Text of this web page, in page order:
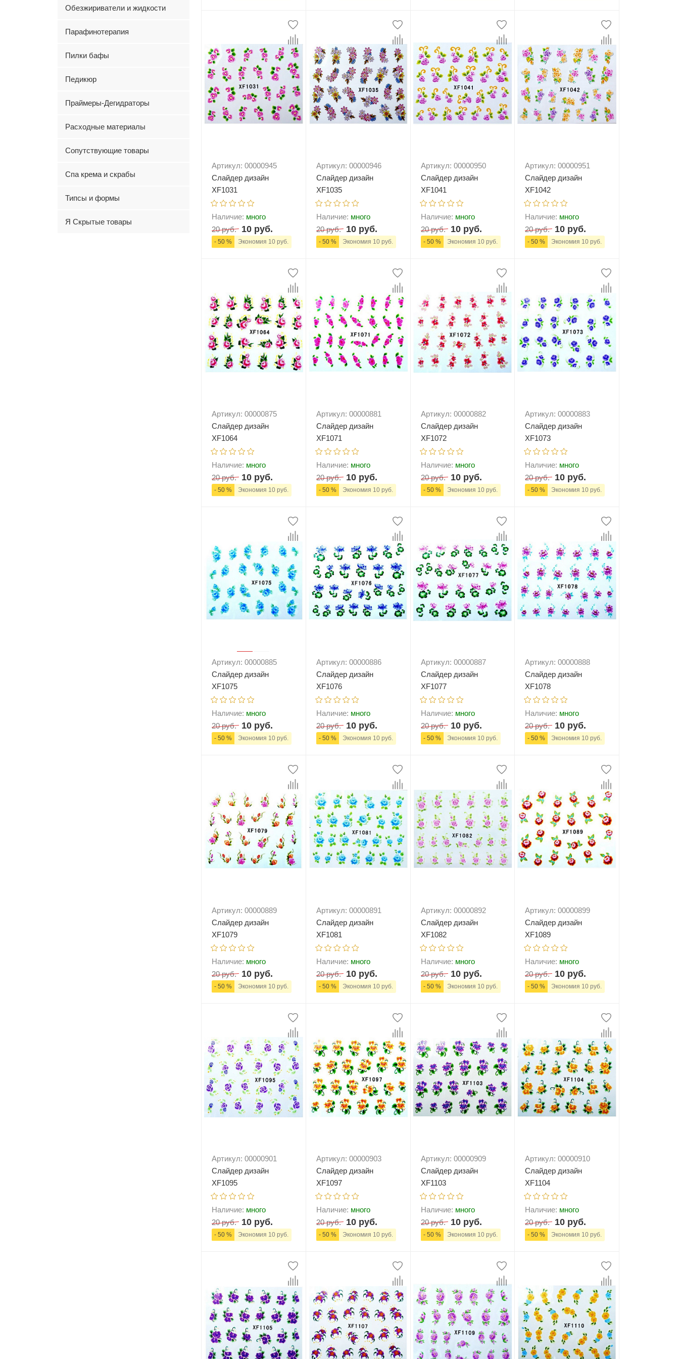
Обезжириватели и жидкости
Парафинотерапия
Пилки бафы
Педикюр
Праймеры-Дегидраторы
Расходные материалы
Сопутствующие товары
Спа крема и скрабы
Типсы и формы
Я Скрытые товары
В корзину В корзину В корзину В корзину
Артикул: 00000945
Слайдер дизайн
XF1031
Наличие: много
20 руб.
10 руб.
- 50 % Экономия 10 руб.
В корзину
Артикул: 00000946
Слайдер дизайн
XF1035
Наличие: много
20 руб.
10 руб.
- 50 % Экономия 10 руб.
В корзину
Артикул: 00000950
Слайдер дизайн
XF1041
Наличие: много
20 руб.
10 руб.
- 50 % Экономия 10 руб.
В корзину
Артикул: 00000951
Слайдер дизайн
XF1042
Наличие: много
20 руб.
10 руб.
- 50 % Экономия 10 руб.
В корзину
Артикул: 00000875
Слайдер дизайн
XF1064
Наличие: много
20 руб.
10 руб.
- 50 % Экономия 10 руб.
В корзину
Артикул: 00000881
Слайдер дизайн
XF1071
Наличие: много
20 руб.
10 руб.
- 50 % Экономия 10 руб.
В корзину
Артикул: 00000882
Слайдер дизайн
XF1072
Наличие: много
20 руб.
10 руб.
- 50 % Экономия 10 руб.
В корзину
Артикул: 00000883
Слайдер дизайн
XF1073
Наличие: много
20 руб.
10 руб.
- 50 % Экономия 10 руб.
В корзину
Артикул: 00000885
Слайдер дизайн
XF1075
Наличие: много
20 руб.
10 руб.
- 50 % Экономия 10 руб.
В корзину
Артикул: 00000886
Слайдер дизайн
XF1076
Наличие: много
20 руб.
10 руб.
- 50 % Экономия 10 руб.
В корзину
Артикул: 00000887
Слайдер дизайн
XF1077
Наличие: много
20 руб.
10 руб.
- 50 % Экономия 10 руб.
В корзину
Артикул: 00000888
Слайдер дизайн
XF1078
Наличие: много
20 руб.
10 руб.
- 50 % Экономия 10 руб.
В корзину
Артикул: 00000889
Слайдер дизайн
XF1079
Наличие: много
20 руб.
10 руб.
- 50 % Экономия 10 руб.
В корзину
Артикул: 00000891
Слайдер дизайн
XF1081
Наличие: много
20 руб.
10 руб.
- 50 % Экономия 10 руб.
В корзину
Артикул: 00000892
Слайдер дизайн
XF1082
Наличие: много
20 руб.
10 руб.
- 50 % Экономия 10 руб.
В корзину
Артикул: 00000899
Слайдер дизайн
XF1089
Наличие: много
20 руб.
10 руб.
- 50 % Экономия 10 руб.
В корзину
Артикул: 00000901
Слайдер дизайн
XF1095
Наличие: много
20 руб.
10 руб.
- 50 % Экономия 10 руб.
В корзину
Артикул: 00000903
Слайдер дизайн
XF1097
Наличие: много
20 руб.
10 руб.
- 50 % Экономия 10 руб.
В корзину
Артикул: 00000909
Слайдер дизайн
XF1103
Наличие: много
20 руб.
10 руб.
- 50 % Экономия 10 руб.
В корзину
Артикул: 00000910
Слайдер дизайн
XF1104
Наличие: много
20 руб.
10 руб.
- 50 % Экономия 10 руб.
В корзину